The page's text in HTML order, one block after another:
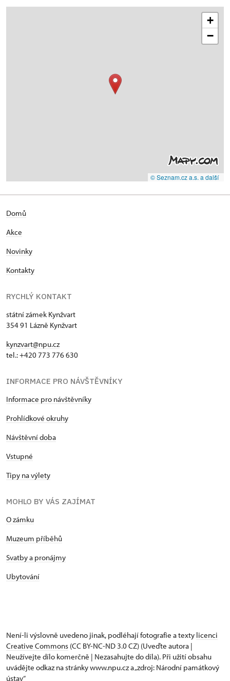
+
−
© Seznam.cz a.s. a další
Domů
Akce
Novinky
Kontakty
RYCHLÝ KONTAKT
státní zámek Kynžvart
354 91 Lázně Kynžvart
kynzvart@npu.cz
tel.: +420 773 776 630
INFORMACE PRO NÁVŠTĚVNÍKY
Informace pro návštěvníky
Prohlídkové okruhy
Návštěvní doba
Vstupné
Tipy na výlety
MOHLO BY VÁS ZAJÍMAT
O zámku
Muzeum příběhů
Svatby a pronájmy
Ubytování
Není-li výslovně uvedeno jinak, podléhají fotografie a texty licenci
Creative Commons (CC BY-NC-ND 3.0 CZ) (Uveďte autora |
Neužívejte dílo komerčně | Nezasahujte do díla). Při užití obsahu
uvádějte odkaz na stránky www.npu.cz a „zdroj: Národní památkový
ústav“